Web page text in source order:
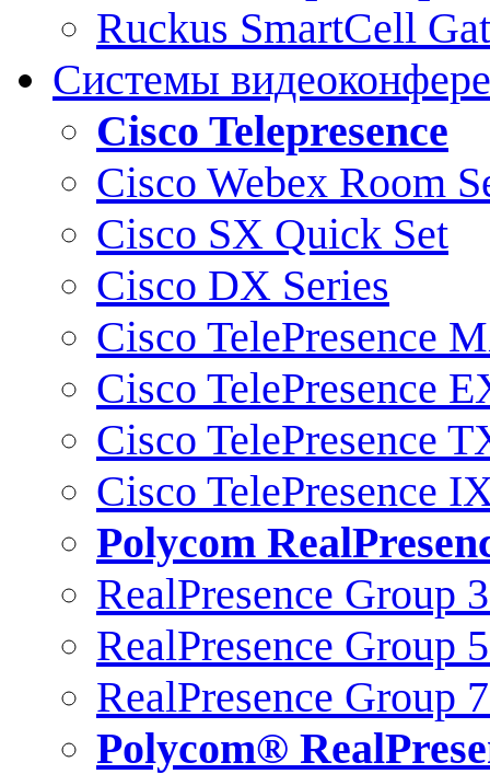
Ruckus SmartCell
Системы
Cisco Telepresence
Cisco Webex Room
Cisco SX Quick Set
Cisco DX Series
Cisco TelePresence
Cisco TelePresence
Cisco TelePresence
Cisco TelePresence
Polycom
RealPresence Group
RealPresence Group
RealPresence Group
Polycom®